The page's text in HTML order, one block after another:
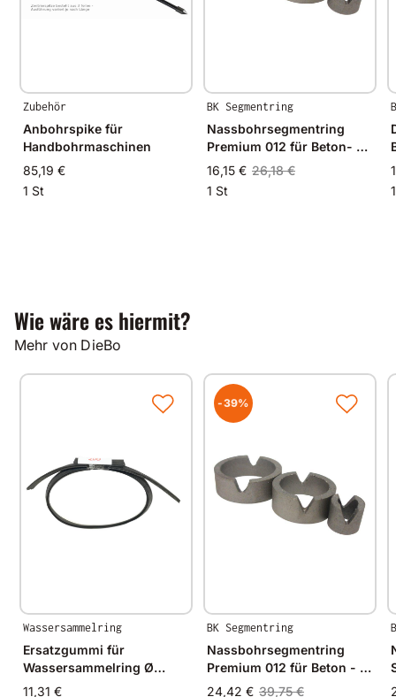
Zubehör
Anbohrspike für
Handbohrmaschinen
85,19 €
1 St
BK Segmentring
Nassbohrsegmentring
Premium 012 für Beton- Ø
14mm - 14/10mm
16,15 € 26,18 €
1 St
Wie wäre es hiermit?
Mehr von DieBo
Wassersammelring
Ersatzgummi für
Wassersammelring Ø
200mm
11,31 €
-39%
BK Segmentring
Nassbohrsegmentring
Premium 012 für Beton - Ø
24mm - 24/19mm
24,42 € 39,75 €